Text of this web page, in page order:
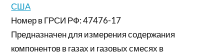
США
Номер в ГРСИ РФ: 47476-17
Предназначен для измерения содержания
компонентов в газах и газовых смесях в